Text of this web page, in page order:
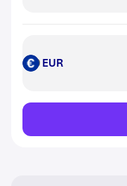
EUR EUR